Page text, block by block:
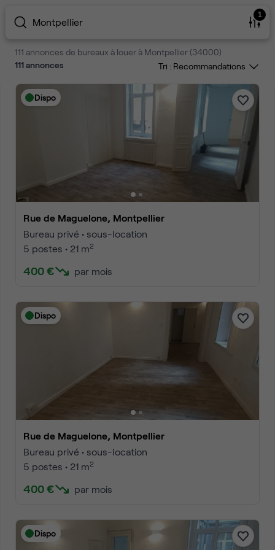
Montpellier
1
111 annonces de bureaux à louer à Montpellier (34000)
111annonces Tri :
Dispo
Rue de Maguelone, Montpellier
Bureau privé • sous-location
5 postes • 21 m2
400 € par mois
Dispo
Rue de Maguelone, Montpellier
Bureau privé • sous-location
5 postes • 21 m2
400 € par mois
Dispo